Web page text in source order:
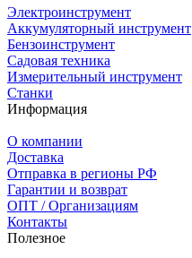
Электроинструмент
Аккумуляторный инструмент
Бензоинструмент
Садовая техника
Измерительный инструмент
Станки
Информация
О компании
Доставка
Отправка в регионы РФ
Гарантии и возврат
ОПТ / Организациям
Контакты
Полезное